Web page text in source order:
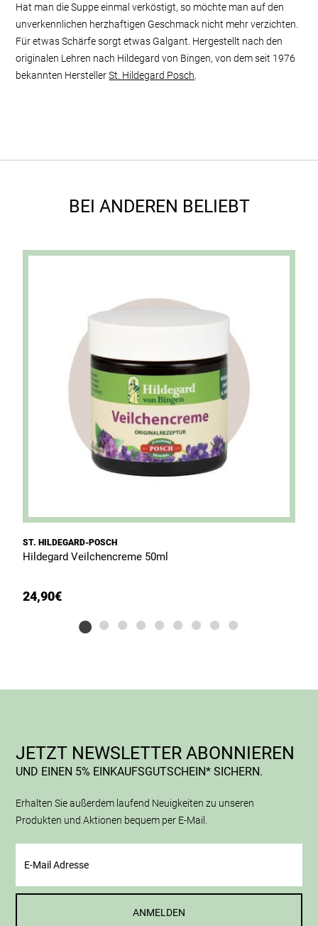
Hat man die Suppe einmal verköstigt, so möchte man auf den
unverkennlichen herzhaftigen Geschmack nicht mehr verzichten.
Für etwas Schärfe sorgt etwas Galgant. Hergestellt nach den
originalen Lehren nach Hildegard von Bingen, von dem seit 1976
bekannten HerstellerSt. Hildegard Posch
BEI ANDEREN BELIEBT
ST. HILDEGARD-POSCH
Hildegard Veilchencreme 50ml
24,90€
JETZT NEWSLETTER ABONNIEREN
UND EINEN 5% EINKAUFSGUTSCHEIN* SICHERN.
Erhalten Sie außerdem laufend Neuigkeiten zu unseren
Produkten und Aktionen bequem per E-Mail.
ANMELDEN